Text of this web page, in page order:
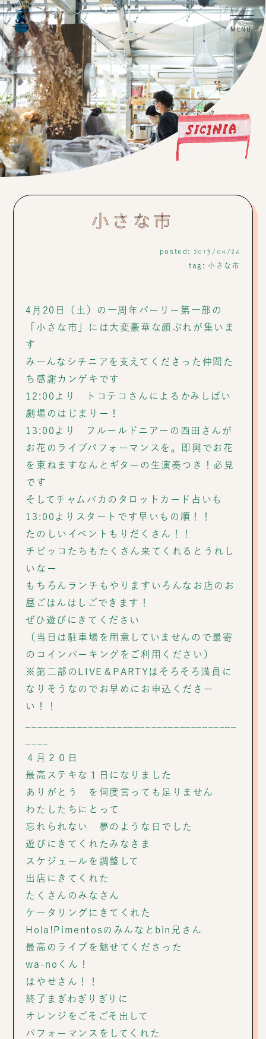
小さな市
posted: 2013/04/26
tag:小さな市
4月20日（土）の一周年パーリー第一部の
「小さな市」には大変豪華な顔ぶれが集いま
す
みーんなシチニアを支えてくださった仲間た
ち感謝カンゲキです
12:00より トコテコさんによるかみしばい
劇場のはじまりー！
13:00より フルールドニアーの西田さんが
お花のライブパフォーマンスを。即興でお花
を束ねますなんとギターの生演奏つき！必見
です
そしてチャムパカのタロットカード占いも
13:00よりスタートです早いもの順！！
たのしいイベントもりだくさん！！
チビッコたちもたくさん来てくれるとうれし
いなー
もちろんランチもやりますいろんなお店のお
昼ごはんはしごできます！
ぜひ遊びにきてください
（当日は駐車場を用意していませんので最寄
のコインパーキングをご利用ください）
※第二部のLIVE＆PARTYはそろそろ満員に
なりそうなのでお早めにお申込くださー
い！！
４月２０日
最高ステキな１日になりました
ありがとう を何度言っても足りません
わたしたちにとって
忘れられない 夢のような日でした
遊びにきてくれたみなさま
スケジュールを調整して
出店にきてくれた
たくさんのみなさん
ケータリングにきてくれた
Hola!Pimentosのみんなとbin兄さん
最高のライブを魅せてくださった
wa-noくん！
はやせさん！！
終了まぎわぎりぎりに
オレンジをごそごそ出して
パフォーマンスをしてくれた